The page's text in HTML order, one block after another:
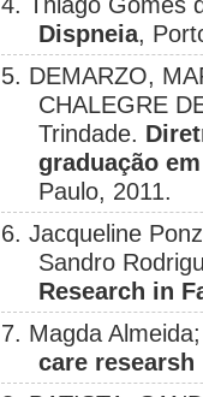
Dispneia,
5. DEMARZO,
CHALEGRE
Trindade.
graduação
Paulo, 2011.
6. Jacqueline
Sandro
Research in
7. Magda
care